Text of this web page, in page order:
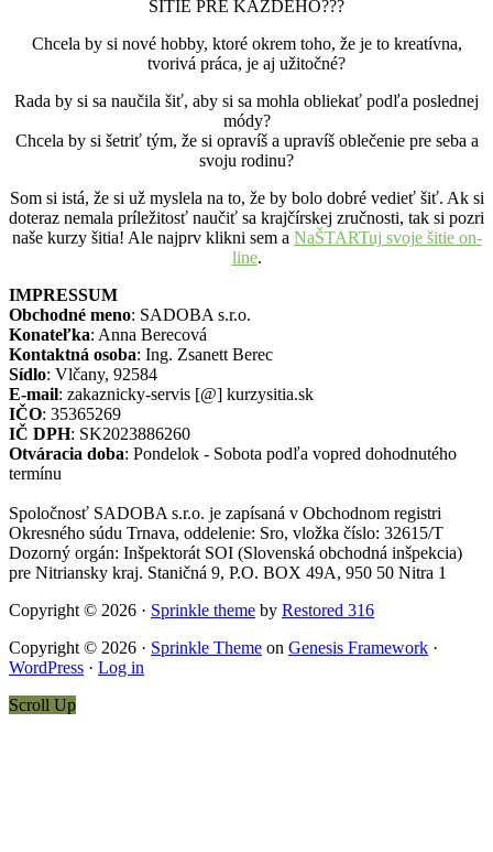
ŠITIE PRE KAŽDÉHO???
Chcela by si nové hobby, ktoré okrem toho, že je to kreatívna,
tvorivá práca, je aj užitočné?
Rada by si sa naučila šiť, aby si sa mohla obliekať podľa poslednej
módy?
Chcela by si šetriť tým, že si opravíš a upravíš oblečenie pre seba a
svoju rodinu?
Som si istá, že si už myslela na to, že by bolo dobré vedieť šiť. Ak si
doteraz nemala príležitosť naučiť sa krajčírskej zručnosti, tak si pozri
naše kurzy šitia! Ale najprv klikni sem a NaŠTARTuj svoje šitie on-
line.
IMPRESSUM
Obchodné meno: SADOBA s.r.o.
Konateľka: Anna Berecová
Kontaktná osoba: Ing. Zsanett Berec
Sídlo: Vlčany, 92584
E-mail: zakaznicky-servis [@] kurzysitia.sk
IČO: 35365269
IČ DPH: SK2023886260
Otváracia doba: Pondelok - Sobota podľa vopred dohodnutého
termínu
Spoločnosť SADOBA s.r.o. je zapísaná v Obchodnom registri
Okresného súdu Trnava, oddelenie: Sro, vložka číslo: 32615/T
Dozorný orgán: Inšpektorát SOI (Slovenská obchodná inšpekcia)
pre Nitriansky kraj. Staničná 9, P.O. BOX 49A, 950 50 Nitra 1
Copyright © 2026 · Sprinkle theme by Restored 316
Copyright © 2026 · Sprinkle Theme on Genesis Framework ·
WordPress · Log in
Scroll Up